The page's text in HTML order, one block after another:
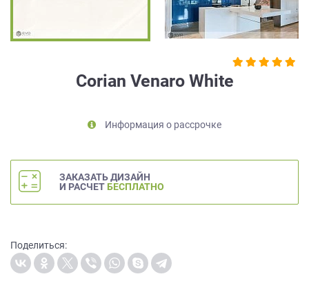
Corian Venaro White
Информация о рассрочке
ЗАКАЗАТЬ ДИЗАЙН
И РАСЧЕТ БЕСПЛАТНО
Поделиться:
персональных
метрическими
программами
условиях
Политики